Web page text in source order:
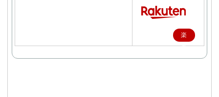
楽
天